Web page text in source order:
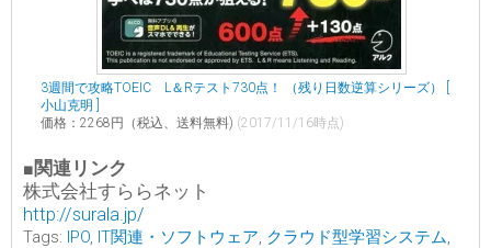
3週間で攻略TOEIC L＆Rテスト730点！ （残り日数逆算シリーズ） [
小山克明 ]
価格：2268円（税込、送料無料) (2017/11/16時点)
■関連リンク
株式会社すららネット
http://surala.jp/
Tags: IPO, IT関連・ソフトウェア, クラウド型学習システム,